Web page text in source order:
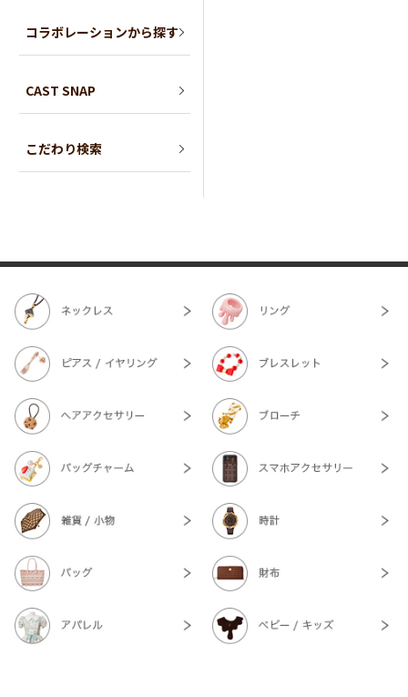
コラボレーションから探す
CAST SNAP
こだわり検索